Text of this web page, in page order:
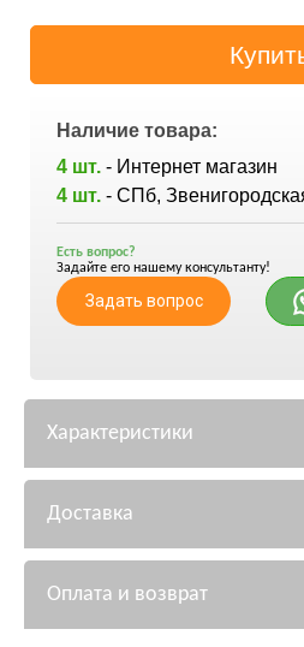
Наличие товара:
4 шт. - Интернет магазин
4 шт. - СПб,
Есть вопрос?
Задайте его нашему консультанту!
Задать вопрос
Характеристики
Доставка
Оплата и возврат